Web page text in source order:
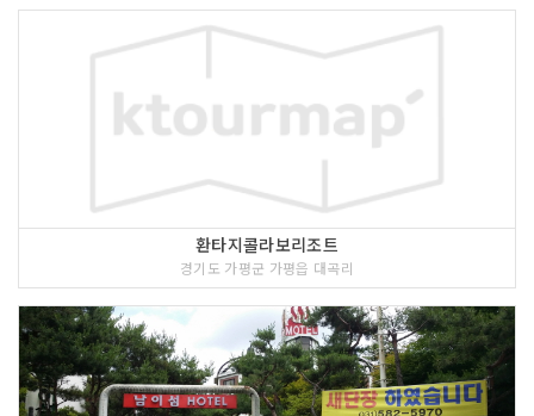
환타지콜라보리조트
경기도 가평군 가평읍 대곡리